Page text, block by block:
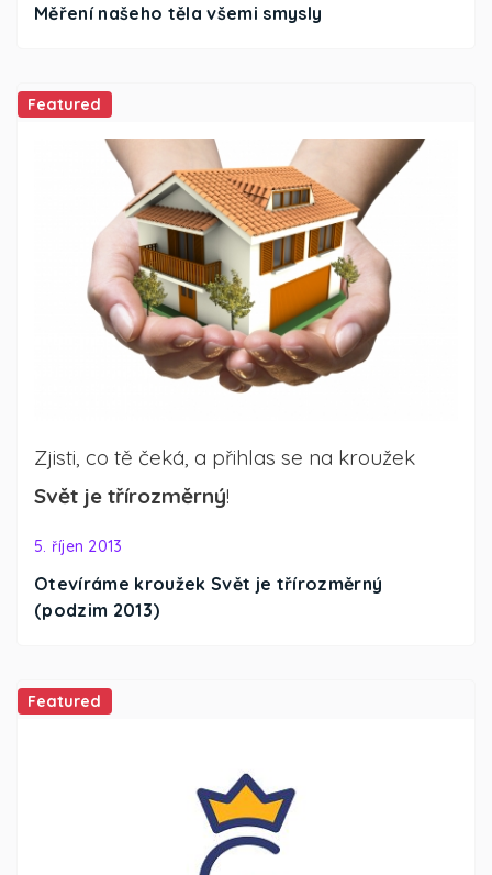
Měření našeho těla všemi smysly
Featured
Otevíráme kroužek Svět je třírozměrný
(podzim 2013)
5. říjen 2013
Zjisti, co tě čeká, a přihlas se na kroužek
Svět je třírozměrný!
Featured